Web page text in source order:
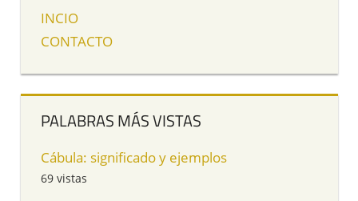
INCIO
CONTACTO
PALABRAS MÁS VISTAS
Cábula: significado y ejemplos
69 vistas